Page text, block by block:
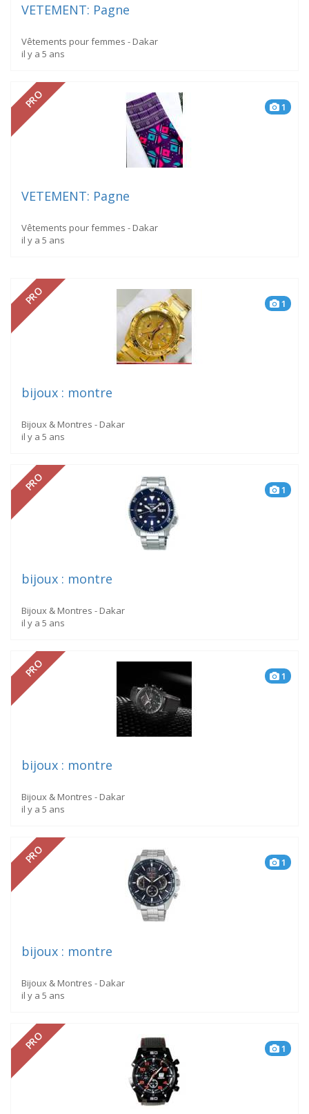
VETEMENT: Pagne
Vêtements pour femmes - Dakar
il y a 5 ans
PRO 1
VETEMENT: Pagne
Vêtements pour femmes - Dakar
il y a 5 ans
PRO 1
bijoux : montre
Bijoux & Montres - Dakar
il y a 5 ans
PRO 1
bijoux : montre
Bijoux & Montres - Dakar
il y a 5 ans
PRO 1
bijoux : montre
Bijoux & Montres - Dakar
il y a 5 ans
PRO 1
bijoux : montre
Bijoux & Montres - Dakar
il y a 5 ans
PRO 1